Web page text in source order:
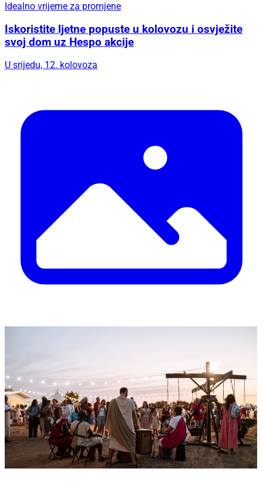
Idealno vrijeme za promjene
Iskoristite ljetne popuste u kolovozu i osvježite
svoj dom uz Hespo akcije
U srijedu, 12. kolovoza